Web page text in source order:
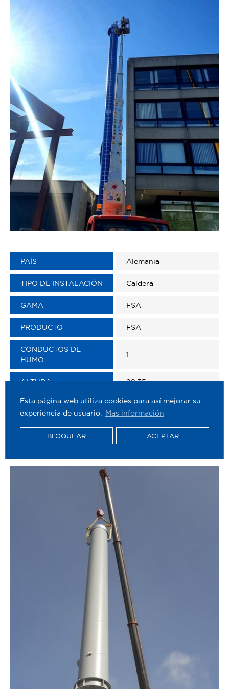
Esta página web utiliza cookies para así mejorar su
experiencia de usuario. Mas información
BLOQUEAR ACEPTAR
PAÍS Alemania
TIPO DE INSTALACIÓN Caldera
GAMA FSA
PRODUCTO FSA
CONDUCTOS DE
HUMO
1
ALTURA 20,35 m
Ø TUBO EXTERIOR 813 mm
Ø TUBO INTERIOR 404 mm